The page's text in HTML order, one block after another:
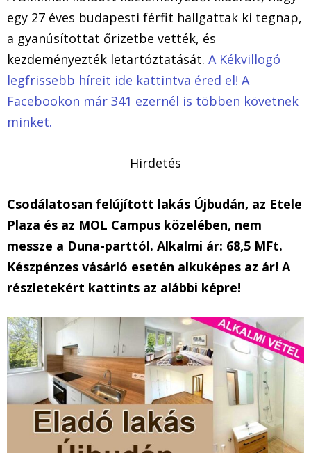
egy 27 éves budapesti férfit hallgattak ki tegnap,
a gyanúsítottat őrizetbe vették, és
kezdeményezték letartóztatását. A Kékvillogó
legfrissebb híreit ide kattintva éred el! A
Facebookon már 341 ezernél is többen követnek
minket.
Hirdetés
Csodálatosan felújított lakás Újbudán, az Etele
Plaza és az MOL Campus közelében, nem
messze a Duna-parttól. Alkalmi ár: 68,5 MFt.
Készpénzes vásárló esetén alkuképes az ár! A
részletekért kattints az alábbi képre!